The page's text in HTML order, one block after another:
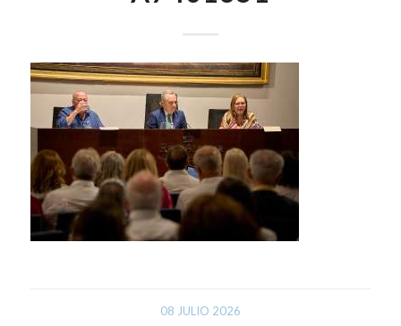
08 JULIO 2026